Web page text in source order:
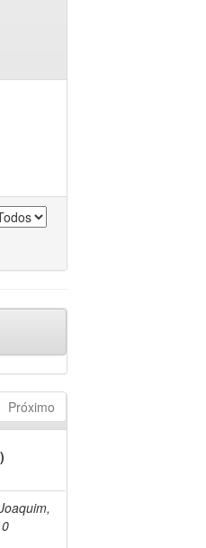
Próximo